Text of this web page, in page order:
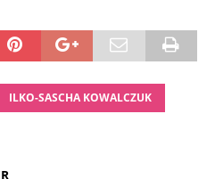
ILKO-SASCHA KOWALCZUK